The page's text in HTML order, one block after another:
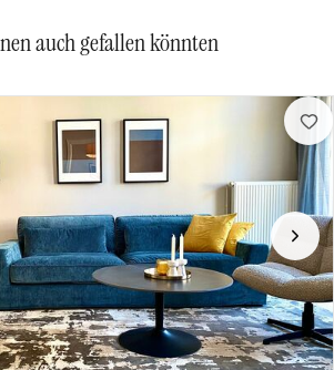
auch gefallen könnten